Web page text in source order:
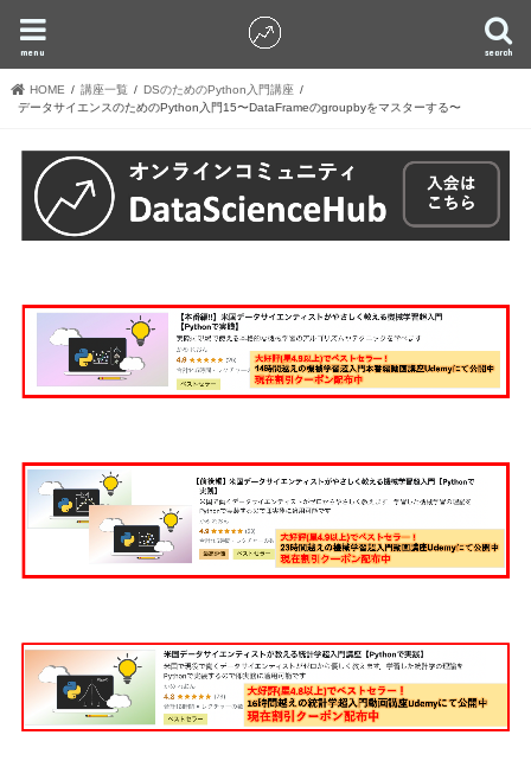
search
menu
HOME 講座一覧
DSのためのPython入門講座
データサイエンスのためのPython入門15〜DataFrameのgroupbyをマスターする〜